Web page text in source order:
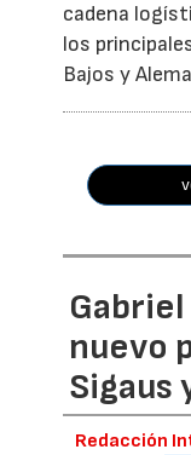
cadena
los
Bajos y
nuevo
Sigaus
Redacción